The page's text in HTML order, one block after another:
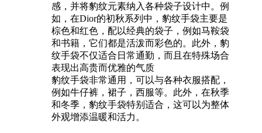
感，并将豹纹元素纳入各种袋子设计中。例
如，在Dior的初秋系列中，豹纹手袋主要是
棕色和红色，配以经典的袋子，例如马鞍袋
和书籍，它们都是活泼而彩色的‌。此外，豹
纹手袋不仅适合日常通勤，而且在特殊场合
表现出高贵而优雅的气质‌
豹纹手袋非常通用，可以与各种衣服搭配，
例如牛仔裤，裙子，西服等。此外，在秋季
和冬季，豹纹手袋特别适合，这可以为整体
外观增添温暖和活力。